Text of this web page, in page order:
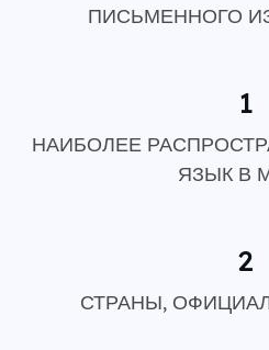
ПИСЬМЕННОГО
1
НАИБОЛЕЕ
ЯЗЫК В
2
СТРАНЫ,